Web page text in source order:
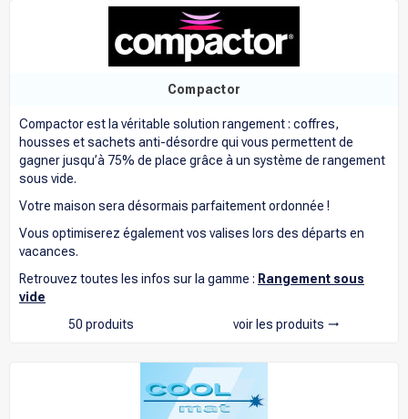
Compactor
Compactorest la véritable solution rangement : coffres,
housses et sachets anti-désordre qui vous permettent de
gagner jusqu’à 75% de place grâce à un système de rangement
sous vide.
Votre maison sera désormais parfaitementordonnée !
Vous optimiserez également vos valises lors des départs en
vacances.
Retrouvez toutes les infos sur la gamme : Rangement sous
vide
50 produits
voir les produits trending_flat